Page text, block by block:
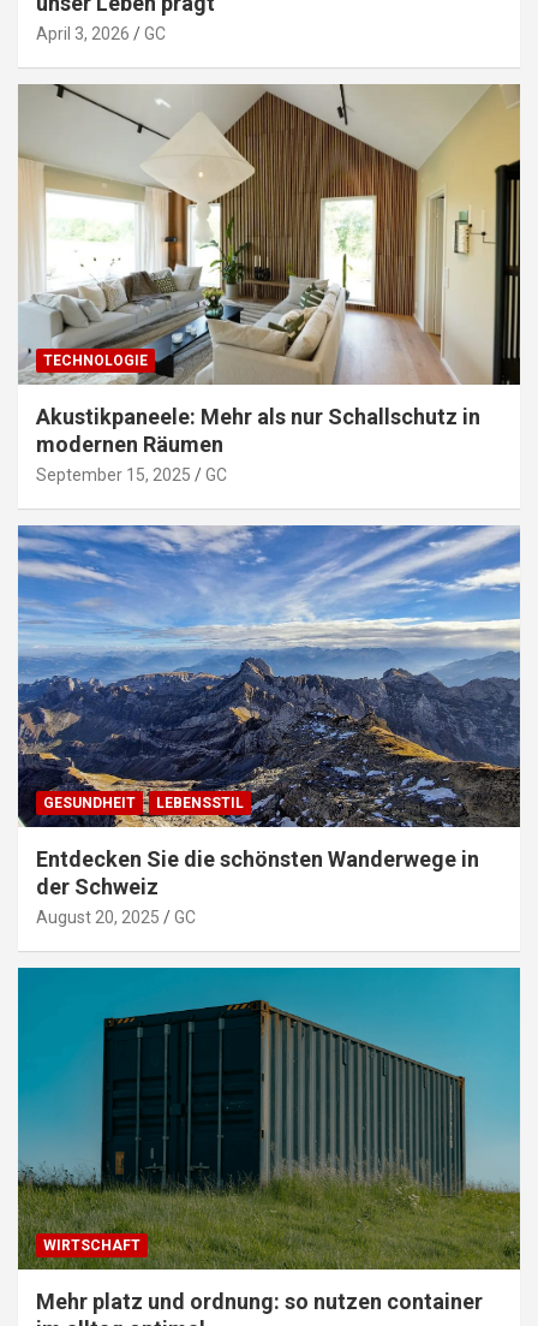
April 3, 2026 GC
TECHNOLOGIE
Akustikpaneele: Mehr als nur Schallschutz in
modernen Räumen
September 15, 2025 GC
GESUNDHEIT LEBENSSTIL
Entdecken Sie die schönsten Wanderwege in
der Schweiz
August 20, 2025 GC
WIRTSCHAFT
Mehr platz und ordnung: so nutzen container